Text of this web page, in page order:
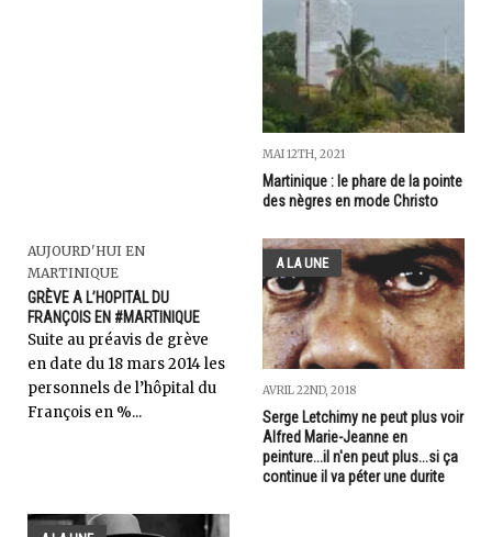
MAI 12TH, 2021
Martinique : le phare de la pointe
des nègres en mode Christo
AUJOURD'HUI EN
MARTINIQUE
GRÈVE A L’HOPITAL DU
FRANÇOIS EN #MARTINIQUE
Suite au préavis de grève
en date du 18 mars 2014 les
personnels de l’hôpital du
François en %...
A LA UNE
AVRIL 22ND, 2018
Serge Letchimy ne peut plus voir
Alfred Marie-Jeanne en
peinture...il n'en peut plus...si ça
continue il va péter une durite